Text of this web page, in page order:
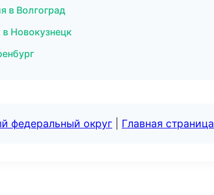
в Волгоград
Новокузнецк
федеральный округ Главная страница